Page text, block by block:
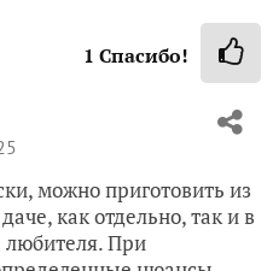
1 Спасибо!
можно приготовить из
как отдельно, так и в
При